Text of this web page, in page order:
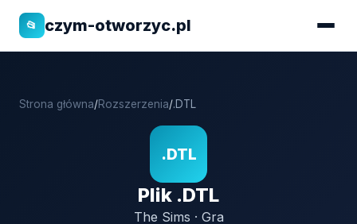
📂 czym-otworzyc.pl
Strona główna/Rozszerzenia/.DTL
.DTL
Plik .DTL
The Sims · Gra